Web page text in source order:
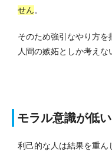
せん。
そのため強引なやり方
人間の嫉妬としか考えな
モラル意識が低い
利己的な人は結果を重ん